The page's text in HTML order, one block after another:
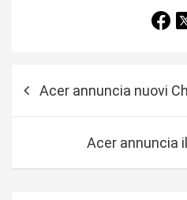
Acer annuncia nuovi
Acer annuncia